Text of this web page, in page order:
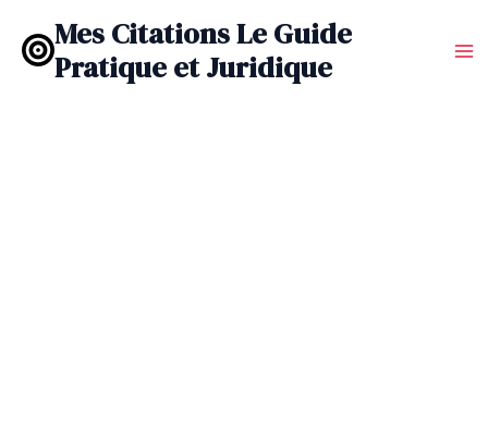
contenu
Mes Citations Le Guide
Pratique et Juridique